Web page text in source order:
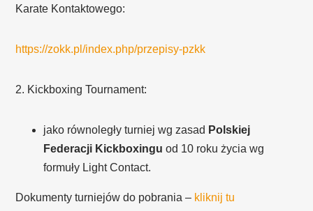
Karate Kontaktowego:
https://zokk.pl/index.php/przepisy-pzkk
2. Kickboxing Tournament:
jako równoległy turniej wg zasad Polskiej
Federacji Kickboxingu od 10 roku życia wg
formuły Light Contact.
Dokumenty turniejów do pobrania – kliknij tu